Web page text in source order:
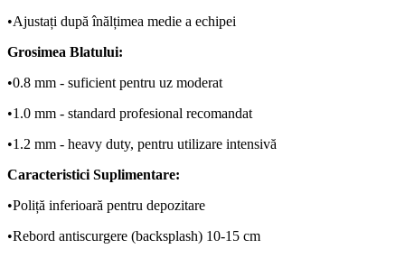
•Ajustați după înălțimea medie a echipei
Grosimea Blatului:
•0.8 mm - suficient pentru uz moderat
•1.0 mm - standard profesional recomandat
•1.2 mm - heavy duty, pentru utilizare intensivă
Caracteristici Suplimentare:
•Poliță inferioară pentru depozitare
•Rebord antiscurgere (backsplash) 10-15 cm